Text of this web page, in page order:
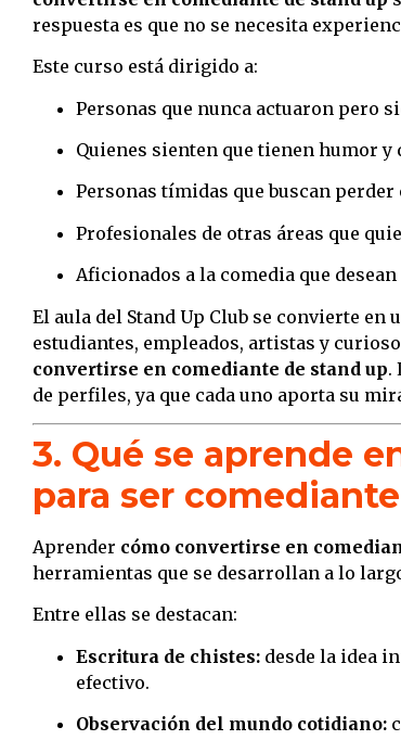
respuesta es que no se necesita
Este curso está dirigido a:
Personas que nunca actuaron pero
Quienes sienten que tienen humor
Personas tímidas que buscan
Profesionales de otras áreas que
Aficionados a la comedia que
El aula del Stand Up Club se convierte
estudiantes, empleados, artistas y
convertirse en comediante de stand up.
de perfiles, ya que cada uno aporta su
3. Qué se aprende
para ser comediante
Aprender cómo convertirse en
herramientas que se desarrollan a lo
Entre ellas se destacan:
Escritura de chistes: desde la idea
efectivo.
Observación del mundo cotidiano: